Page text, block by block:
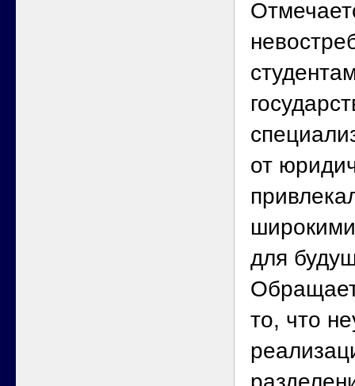
от
для
то, что